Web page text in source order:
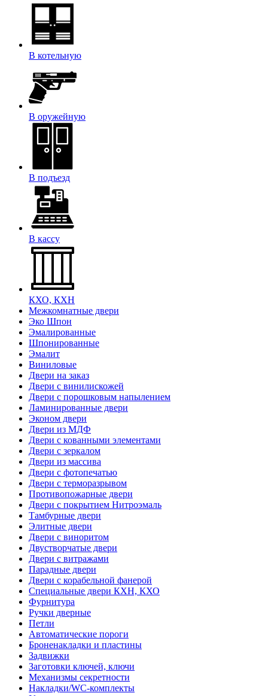
В котельную
В оружейную
В подъезд
В кассу
КХО, КХН
Межкомнатные двери
Эко Шпон
Эмалированные
Шпонированные
Эмалит
Виниловые
Двери на заказ
Двери с винилискожей
Двери с порошковым напылением
Ламинированные двери
Эконом двери
Двери из МДФ
Двери с кованными элементами
Двери с зеркалом
Двери из массива
Двери с фотопечатью
Двери с терморазрывом
Противопожарные двери
Двери с покрытием Нитроэмаль
Тамбурные двери
Элитные двери
Двери с виноритом
Двустворчатые двери
Двери с витражами
Парадные двери
Двери с корабельной фанерой
Специальные двери КХН, КХО
Фурнитура
Ручки дверные
Петли
Автоматические пороги
Броненакладки и пластины
Задвижки
Заготовки ключей, ключи
Механизмы секретности
Накладки/WC-комплекты